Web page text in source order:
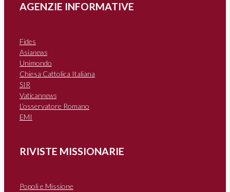
AGENZIE INFORMATIVE
Fides
Asianews
Unimondo
Chiesa Cattolica Italiana
SIR
Vaticannews
L’osservatore Romano
EMI
RIVISTE MISSIONARIE
Popoli e Missione